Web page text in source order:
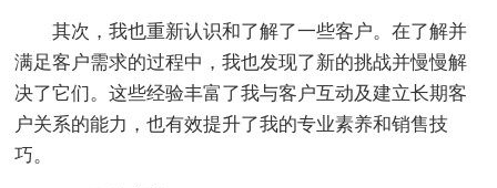
其次，我也重新认识和了解了一些客户。在了解并
满足客户需求的过程中，我也发现了新的挑战并慢慢解
决了它们。这些经验丰富了我与客户互动及建立长期客
户关系的能力，也有效提升了我的专业素养和销售技
巧。